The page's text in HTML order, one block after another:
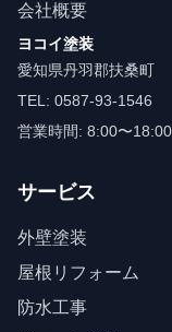
会社概要
ヨコイ塗装
愛知県丹羽郡扶桑町
TEL: 0587-93-1546
営業時間: 8:00〜18:00
サービス
外壁塗装
屋根リフォーム
防水工事